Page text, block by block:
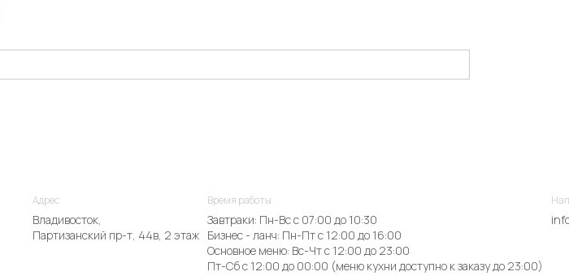
Адрес
Владивосток,
Партизанский пр-т, 44в, 2 этаж
Время работы
Завтраки: Пн-Вс с 07:00 до 10:30
Бизнес - ланч: Пн-Пт с 12:00 до 16:00
Основное меню: Вс-Чт с 12:00 до 23:00
Пт-Сб с 12:00 до 00:00 (меню кухни доступно к заказу до 23:00)